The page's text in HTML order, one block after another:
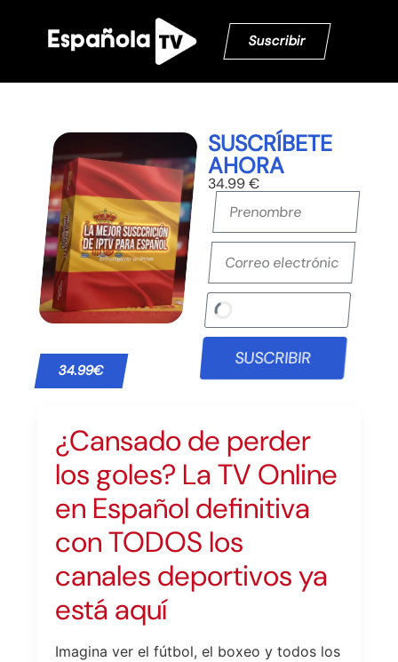
Suscribir
34.99€
SUSCRÍBETE
AHORA
34.99 €
SUSCRIBIR
¿Cansado de perder
los goles? La TV Online
en Español definitiva
con TODOS los
canales deportivos ya
está aquí
Imagina ver el fútbol, el boxeo y todos los